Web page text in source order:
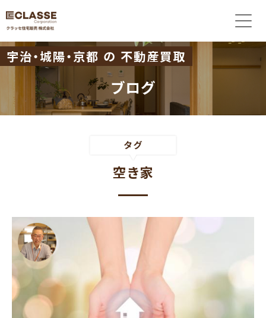
宇治・城陽・京都 の 不動産買取
ブログ
空き家